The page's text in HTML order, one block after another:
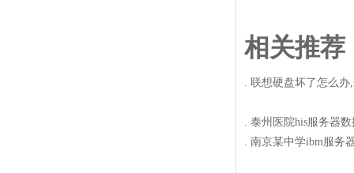
相关推荐
. 联想硬盘坏了怎么
. 泰州医院his服务器
. 南京某中学ibm服务